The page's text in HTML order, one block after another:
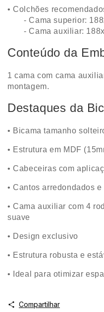
• Colchões
- Cama superior:
- Cama auxiliar:
Conteúdo da
1 cama com cama
montagem.
Destaques da
• Bicama tamanho
• Estrutura em MDF
• Cabeceiras com
• Cantos arredondados
• Cama auxiliar com 4
suave
• Design exclusivo
• Estrutura robusta e
• Ideal para otimizar
Compartilhar